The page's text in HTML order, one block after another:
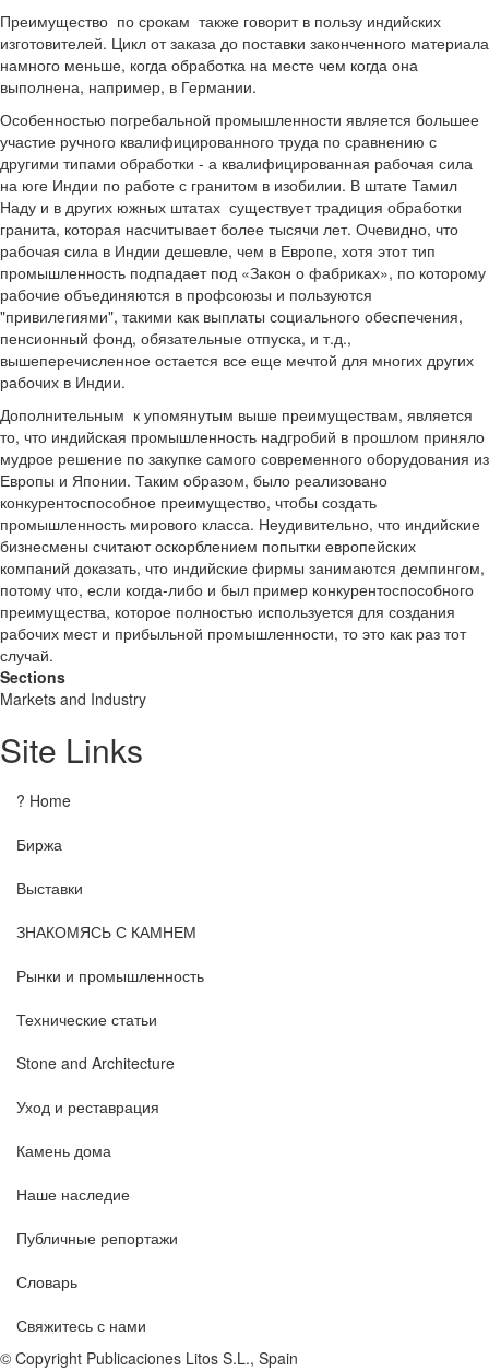
Преимущество по срокам также говорит в пользу индийских
изготовителей. Цикл от заказа до поставки законченного материала
намного меньше, когда обработка на месте чем когда она
выполнена, например, в Германии.
Особенностью погребальной промышленности является большее
участие ручного квалифицированного труда по сравнению с
другими типами обработки - а квалифицированная рабочая сила
на юге Индии по работе с гранитом в изобилии. В штате Тамил
Наду и в других южных штатах существует традиция обработки
гранита, которая насчитывает более тысячи лет. Очевидно, что
рабочая сила в Индии дешевле, чем в Европе, хотя этот тип
промышленность подпадает под «Закон о фабриках», по которому
рабочие объединяются в профсоюзы и пользуются
"привилегиями", такими как выплаты социального обеспечения,
пенсионный фонд, обязательные отпуска, и т.д.,
вышеперечисленное остается все еще мечтой для многих других
рабочих в Индии.
Дополнительным к упомянутым выше преимуществам, является
то, что индийская промышленность надгробий в прошлом приняло
мудрое решение по закупке самого современного оборудования из
Европы и Японии. Таким образом, было реализовано
конкурентоспособное преимущество, чтобы создать
промышленность мирового класса. Неудивительно, что индийские
бизнесмены считают оскорблением попытки европейских
компаний доказать, что индийские фирмы занимаются демпингом,
потому что, если когда-либо и был пример конкурентоспособного
преимущества, которое полностью используется для создания
рабочих мест и прибыльной промышленности, то это как раз тот
случай.
Sections
Markets and Industry
Site Links
? Home
Биржа
Выставки
ЗНАКОМЯСЬ С КАМНЕМ
Рынки и промышленность
Технические статьи
Stone and Architecture
Уход и реставрация
Камень дома
Наше наследие
Публичные репортажи
Словарь
Свяжитесь с нами
© Copyright Publicaciones Litos S.L., Spain